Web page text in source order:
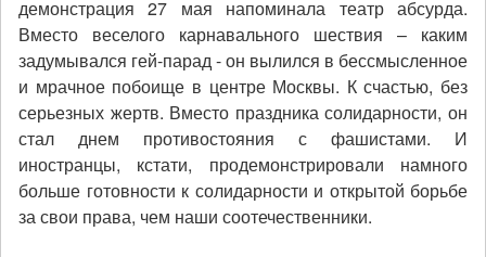
демонстрация 27 мая напоминала театр абсурда.
Вместо веселого карнавального шествия – каким
задумывался гей-парад - он вылился в бессмысленное
и мрачное побоище в центре Москвы. К счастью, без
серьезных жертв. Вместо праздника солидарности, он
стал днем противостояния с фашистами. И
иностранцы, кстати, продемонстрировали намного
больше готовности к солидарности и открытой борьбе
за свои права, чем наши соотечественники.